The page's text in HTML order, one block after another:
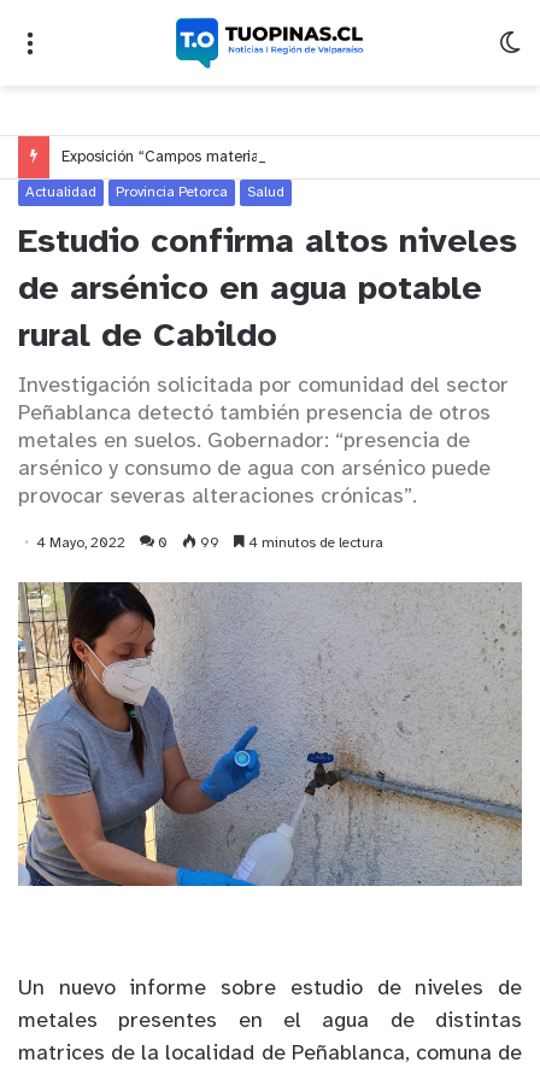
Actualidad Provincia Petorca Salud
Estudio confirma altos niveles
de arsénico en agua potable
rural de Cabildo
Investigación solicitada por comunidad del sector
Peñablanca detectó también presencia de otros
metales en suelos. Gobernador: “presencia de
arsénico y consumo de agua con arsénico puede
provocar severas alteraciones crónicas”.
4 Mayo, 2022 0 99 4 minutos de lectura
Un nuevo informe sobre estudio de niveles de
metales presentes en el agua de distintas
matrices de la localidad de Peñablanca, comuna de